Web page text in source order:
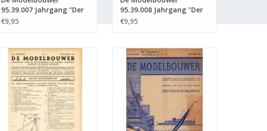
95.39.007 Jahrgang "Der
Modellbauer" Ausgabe :
€9,95
95.39.008 Jahrgang "Der
Modellbauer" Ausgabe :
€9,95
De Modelbouwer 95.39.011
Jahrgang "Der Modellbauer"
Ausgabe : 39.011 (PDF)
ZUM WARENKORB HINZUFÜGEN
De Modelbouwer 95.39.012
Jahrgang "Der Modellbauer"
Ausgabe : 39.012 (PDF)
ZUM WARENKORB HINZUFÜGEN